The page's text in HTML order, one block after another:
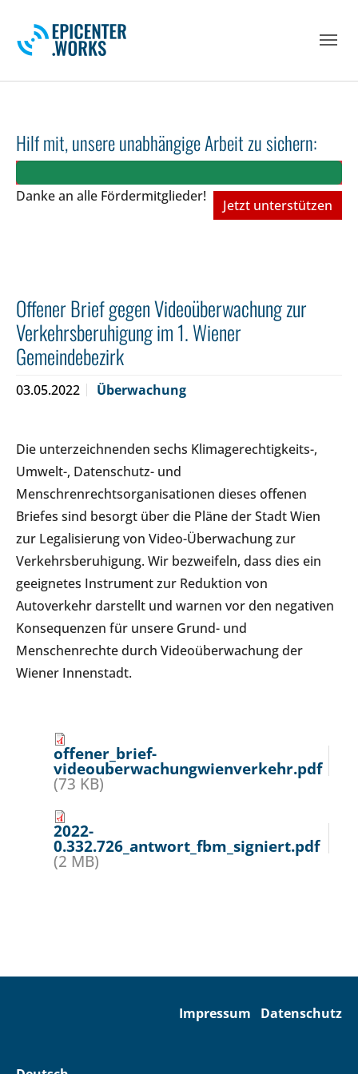
Hilf mit, unsere unabhängige Arbeit zu sichern:
Danke an alle Fördermitglieder!
Jetzt unterstützen
Offener Brief gegen Videoüberwachung zur
Verkehrsberuhigung im 1. Wiener
Gemeindebezirk
03.05.2022 Überwachung
Die unterzeichnenden sechs Klimagerechtigkeits-,
Umwelt-, Datenschutz- und
Menschrenrechtsorganisationen dieses offenen
Briefes sind besorgt über die Pläne der Stadt Wien
zur Legalisierung von Video-Überwachung zur
Verkehrsberuhigung. Wir bezweifeln, dass dies ein
geeignetes Instrument zur Reduktion von
Autoverkehr darstellt und warnen vor den negativen
Konsequenzen für unsere Grund- und
Menschenrechte durch Videoüberwachung der
Wiener Innenstadt.
offener_brief-
videouberwachungwienverkehr.pdf
(73 KB)
2022-
0.332.726_antwort_fbm_signiert.pdf
(2 MB)
Impressum Datenschutz